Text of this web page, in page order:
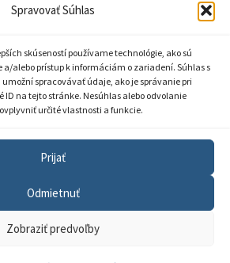
Spravovať Súhlas
skúseností používame technológie, ako sú
a/alebo prístup k informáciám o zariadení. Súhlas s
spracovávať údaje, ako je správanie pri
ID na tejto stránke. Nesúhlas alebo odvolanie
určité vlastnosti a funkcie.
Prijať
Odmietnuť
Zobraziť predvoľby
ochrany súkromia
Sprístupnenie informácií
Nastavenia cookies
GDPR